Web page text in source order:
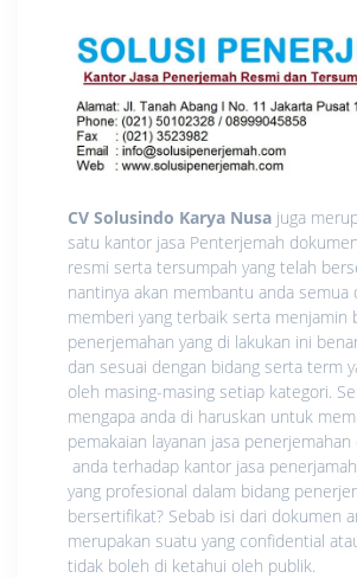
CV Solusindo Karya Nusa juga
satu kantor jasa Penterjemah
resmi serta tersumpah yang telah
nantinya akan membantu anda semua
memberi yang terbaik serta menjamin
penerjemahan yang di lakukan ini
dan sesuai dengan bidang serta term
oleh masing-masing setiap kategori.
mengapa anda di haruskan untuk
pemakaian layanan jasa
anda terhadap kantor jasa
yang profesional dalam bidang
bersertifikat? Sebab isi dari dokumen
merupakan suatu yang confidential
tidak boleh di ketahui oleh publik.